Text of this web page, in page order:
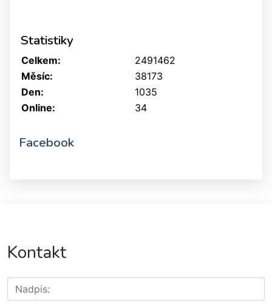
Statistiky
Online: 34
Celkem:
2491462
Měsíc:
38173
Den:
1035
Facebook
Kontakt